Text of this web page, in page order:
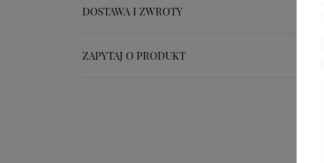
DOSTAWA I ZWROTY
ZAPYTAJ O PRODUKT